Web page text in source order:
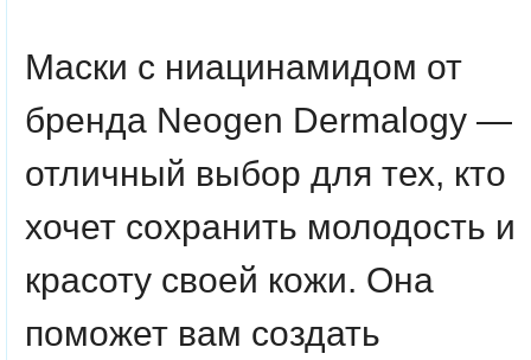
Маски с ниацинамидом от
бренда Neogen Dermalogy —
отличный выбор для тех, кто
хочет сохранить молодость и
красоту своей кожи. Она
поможет вам создать